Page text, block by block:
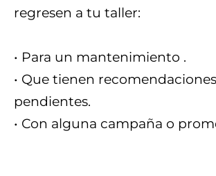
regresen a tu taller:
• Para un mantenimiento .
• Que tienen recomendaciones
pendientes.
• Con alguna campaña o